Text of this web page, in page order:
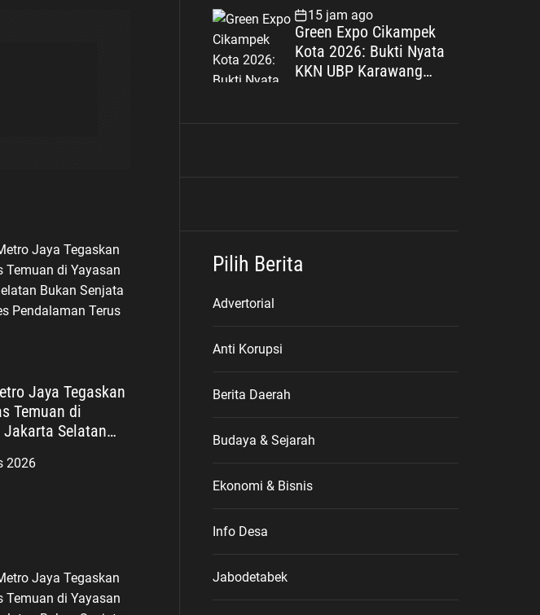
Jaya Tegaskan
Temuan di
Jakarta Selatan
Terus Berjalan
2026
Pemilu 2029
15 jam ago
Green Expo Cikampek
Kota 2026: Bukti Nyata
KKN UBP Karawang
Pilih Berita
Advertorial
Anti Korupsi
Berita Daerah
Budaya & Sejarah
Ekonomi & Bisnis
Info Desa
Jabodetabek